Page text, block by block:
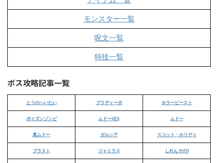
モンスター一覧
呪文一覧
特技一覧
ボス攻略記事一覧
とうのへいたい ブラディーポ ホラービースト
ポイズンゾンビ ムドー(幻) ムドー
真ムドー ガルシア スコット・ホリディ
ブラスト ジャミラス しれんその1